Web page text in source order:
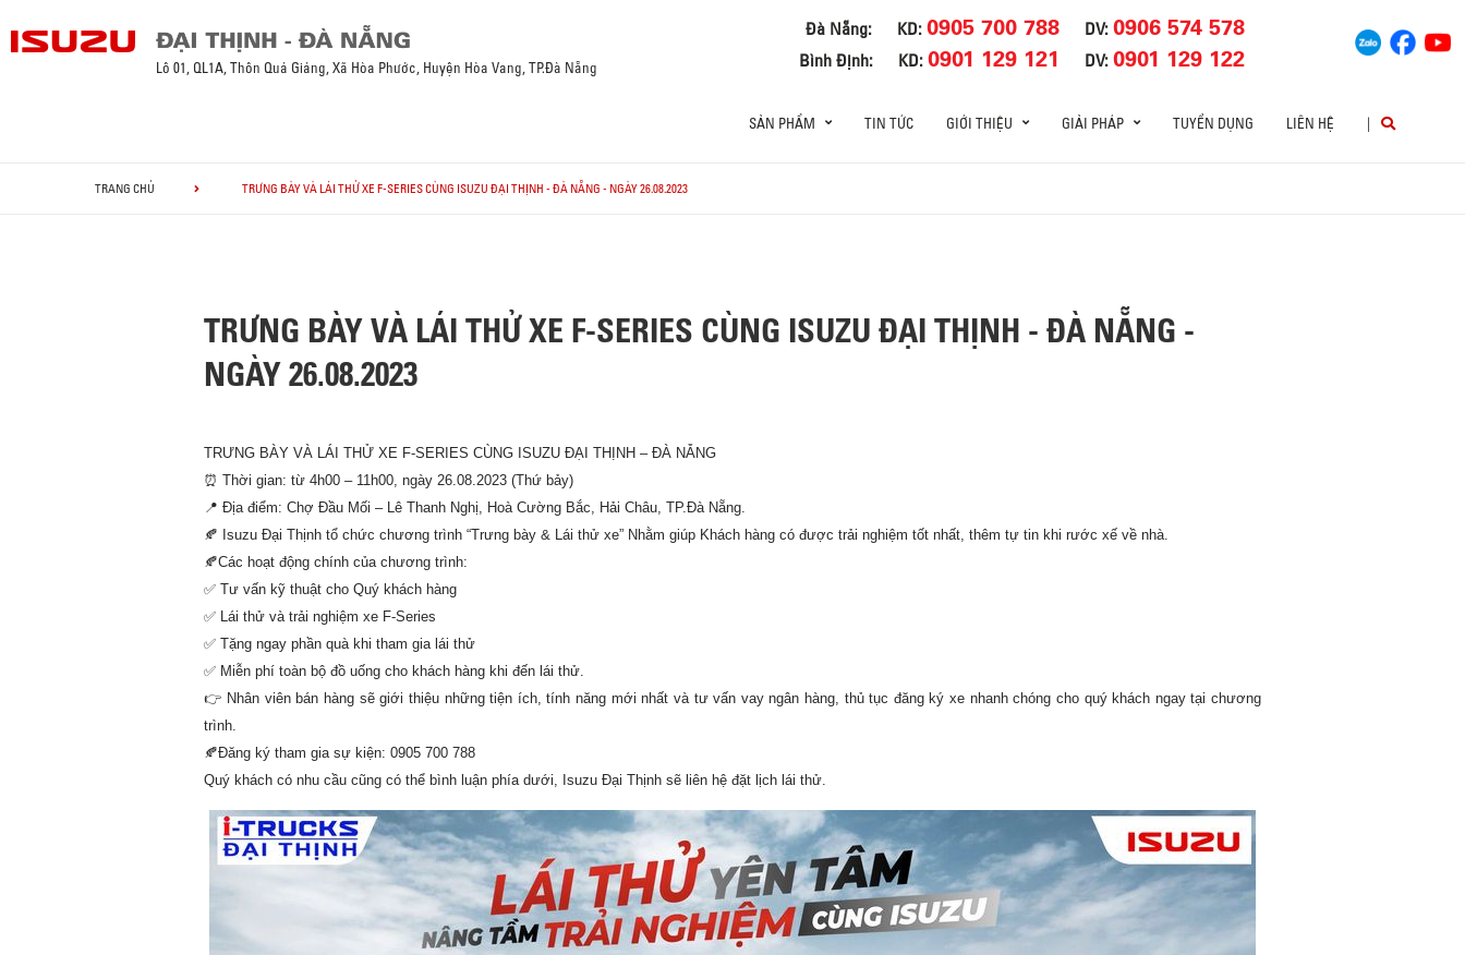
Đà Nẵng: KD:0905 700 788 DV:0906 574 578
Bình Định: KD:0901 129 121 DV:0901 129 122
Lô 01, QL1A, Thôn Quá Giáng, Xã Hòa Phước, Huyện Hòa Vang, TP.Đà Nẵng
SẢN PHẨM TIN TỨC GIỚI THIỆU GIẢI PHÁP TUYỂN DỤNG LIÊN HỆ |
TRANG CHỦ TRƯNG BÀY VÀ LÁI THỬ XE F-SERIES CÙNG ISUZU ĐẠI THỊNH - ĐÀ NẴNG - NGÀY 26.08.2023
TRƯNG BÀY VÀ LÁI THỬ XE F-SERIES CÙNG ISUZU ĐẠI THỊNH - ĐÀ NẴNG -
NGÀY 26.08.2023
TRƯNG BÀY VÀ LÁI THỬ XE F-SERIES CÙNG ISUZU ĐẠI THỊNH – ĐÀ NẴNG
⏰ Thời gian: từ 4h00 – 11h00, ngày 26.08.2023 (Thứ bảy)
📍 Địa điểm: Chợ Đầu Mối – Lê Thanh Nghị, Hoà Cường Bắc, Hải Châu, TP.Đà Nẵng.
🍂 Isuzu Đại Thịnh tổ chức chương trình “Trưng bày & Lái thử xe” Nhằm giúp Khách hàng có được trải nghiệm tốt nhất, thêm tự tin khi rước xế về nhà.
🍂Các hoạt động chính của chương trình:
✅ Tư vấn kỹ thuật cho Quý khách hàng
✅ Lái thử và trải nghiệm xe F-Series
✅ Tặng ngay phần quà khi tham gia lái thử
✅ Miễn phí toàn bộ đồ uống cho khách hàng khi đến lái thử.
👉 Nhân viên bán hàng sẽ giới thiệu những tiện ích, tính năng mới nhất và tư vấn vay ngân hàng, thủ tục đăng ký xe nhanh chóng cho quý khách ngay tại chương
trình.
🍂Đăng ký tham gia sự kiện: 0905 700 788
Quý khách có nhu cầu cũng có thể bình luận phía dưới, Isuzu Đại Thịnh sẽ liên hệ đặt lịch lái thử.